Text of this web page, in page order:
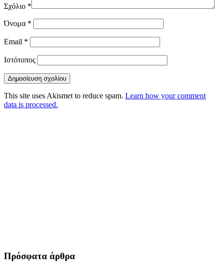
Σχόλιο *
Όνομα *
Email *
Ιστότοπος
This site uses Akismet to reduce spam. Learn how your comment
data is processed.
Πρόσφατα άρθρα